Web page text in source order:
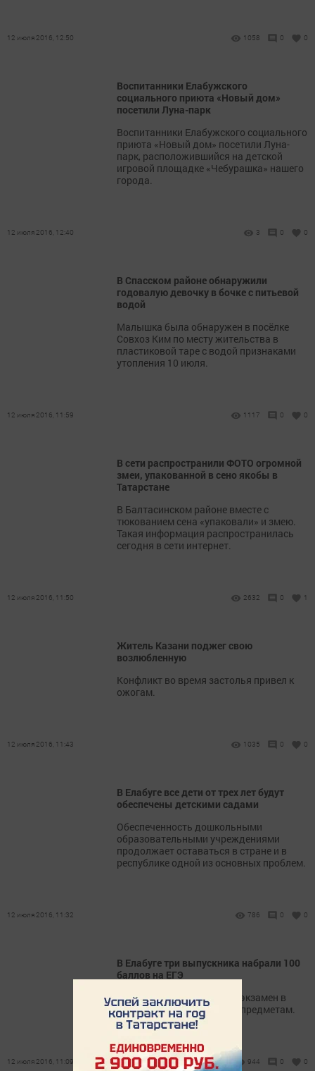
12 июля 2016, 12:50 1058 0 0
Воспитанники Елабужского
социального приюта «Новый дом»
посетили Луна-парк
Воспитанники Елабужского социального
приюта «Новый дом» посетили Луна-
парк, расположившийся на детской
игровой площадке «Чебурашка» нашего
города.
12 июля 2016, 12:40 3 0 0
В Спасском районе обнаружили
годовалую девочку в бочке с питьевой
водой
Малышка была обнаружен в посёлке
Совхоз Ким по месту жительства в
пластиковой таре с водой признаками
утопления 10 июля.
12 июля 2016, 11:59 1117 0 0
В сети распространили ФОТО огромной
змеи, упакованной в сено якобы в
Татарстане
В Балтасинском районе вместе с
тюкованием сена «упаковали» и змею.
Такая информация распространилась
сегодня в сети интернет.
12 июля 2016, 11:50 2632 0 1
Житель Казани поджег свою
возлюбленную
Конфликт во время застолья привел к
ожогам.
12 июля 2016, 11:43 1035 0 0
В Елабуге все дети от трех лет будут
обеспечены детскими садами
Обеспеченность дошкольными
образовательными учреждениями
продолжает оставаться в стране и в
республике одной из основных проблем.
12 июля 2016, 11:32 786 0 0
В Елабуге три выпускника набрали 100
баллов на ЕГЭ
Единый государственный экзамен в
Елабуге проводился по 12 предметам.
12 июля 2016, 11:09 944 0 0